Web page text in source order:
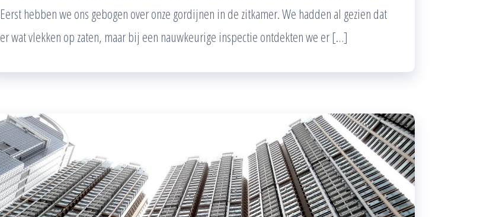
Eerst hebben we ons gebogen over onze gordijnen in de zitkamer. We hadden al gezien dat
er wat vlekken op zaten, maar bij een nauwkeurige inspectie ontdekten we er […]